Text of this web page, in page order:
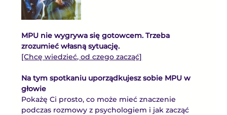
MPU nie wygrywa się gotowcem. Trzeba
zrozumieć własną sytuację.
[Chcę wiedzieć, od czego zacząć]
Na tym spotkaniu uporządkujesz sobie MPU w
głowie
Pokażę Ci prosto, co może mieć znaczenie
podczas rozmowy z psychologiem i jak zacząć